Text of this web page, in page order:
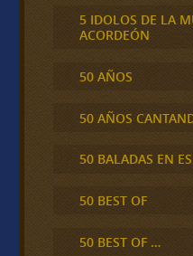
5 IDOLOS DE LA
ACORDEÓN
50 AÑOS
50 AÑOS
50 BALADAS EN
50 BEST OF
50 BEST OF …